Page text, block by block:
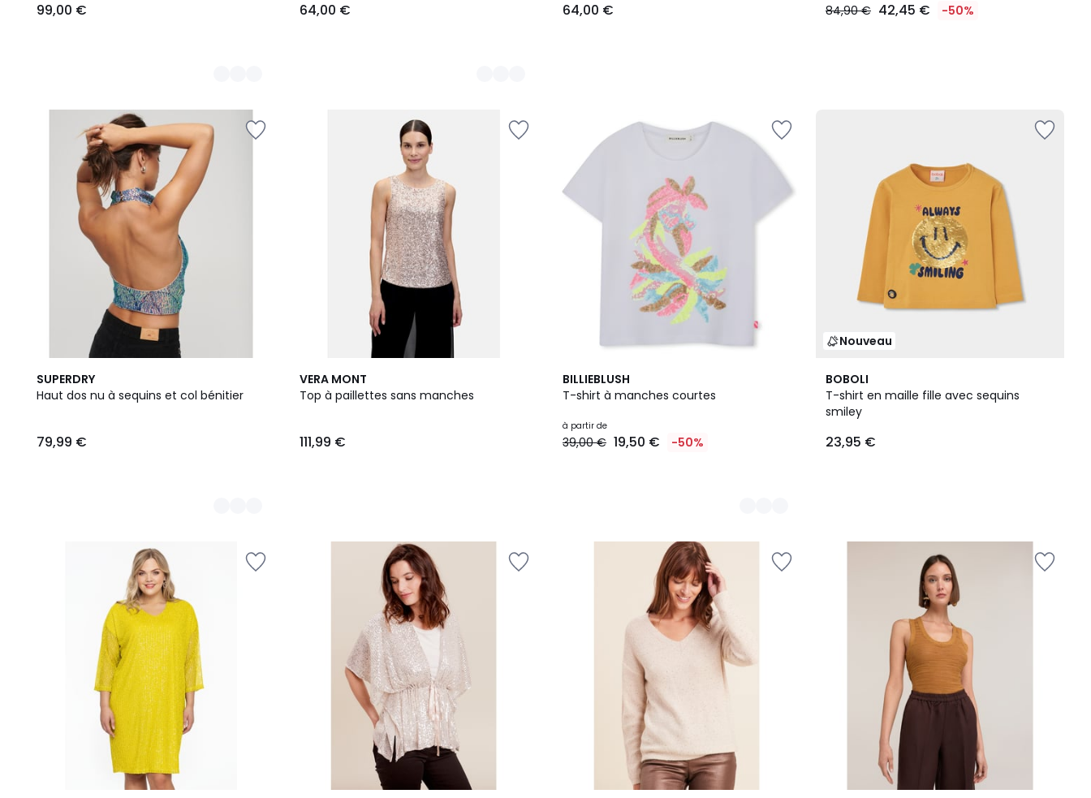
99,00 € 64,00 € 64,00 € 84,90 € 42,45 € -50%
SUPERDRY
Haut dos nu à sequins et col bénitier
79,99 €
2
Couleurs
VERA MONT
Top à paillettes sans manches
111,99 €
BILLIEBLUSH
T-shirt à manches courtes
à partir de
39,00 € 19,50 € -50%
2
Couleurs
Nouveau
BOBOLI
T-shirt en maille fille avec sequins
smiley
23,95 €